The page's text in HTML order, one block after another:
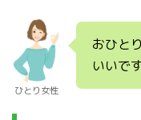
ひとり女性
おひと
いいで